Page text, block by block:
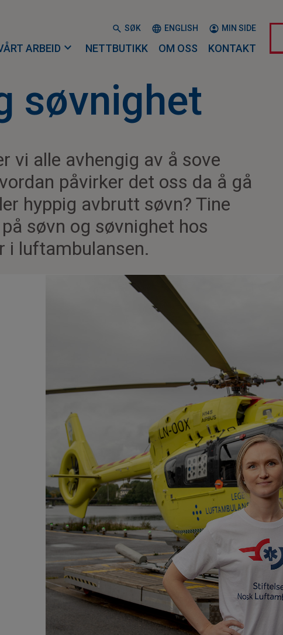
SØK ENGLISH MIN SIDE
ARBEID expand_more NETTBUTIKK OM OSS KONTAKT
søvnighet
vi alle avhengig av å sove
påvirker det oss da å gå
hyppig avbrutt søvn? Tine
søvn og søvnighet hos
i luftambulansen.